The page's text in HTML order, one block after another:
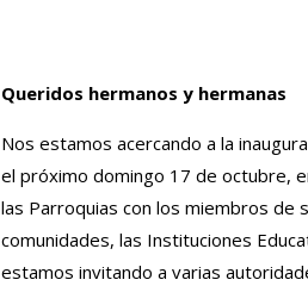
Queridos hermanos y hermanas
Nos estamos acercando a la
el próximo domingo 17 de octubre,
las Parroquias con los miembros de
comunidades, las Instituciones
estamos invitando a varias